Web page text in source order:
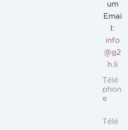
um
Emai
l:
info
@g2
h.li
Télé
phon
e
Télé